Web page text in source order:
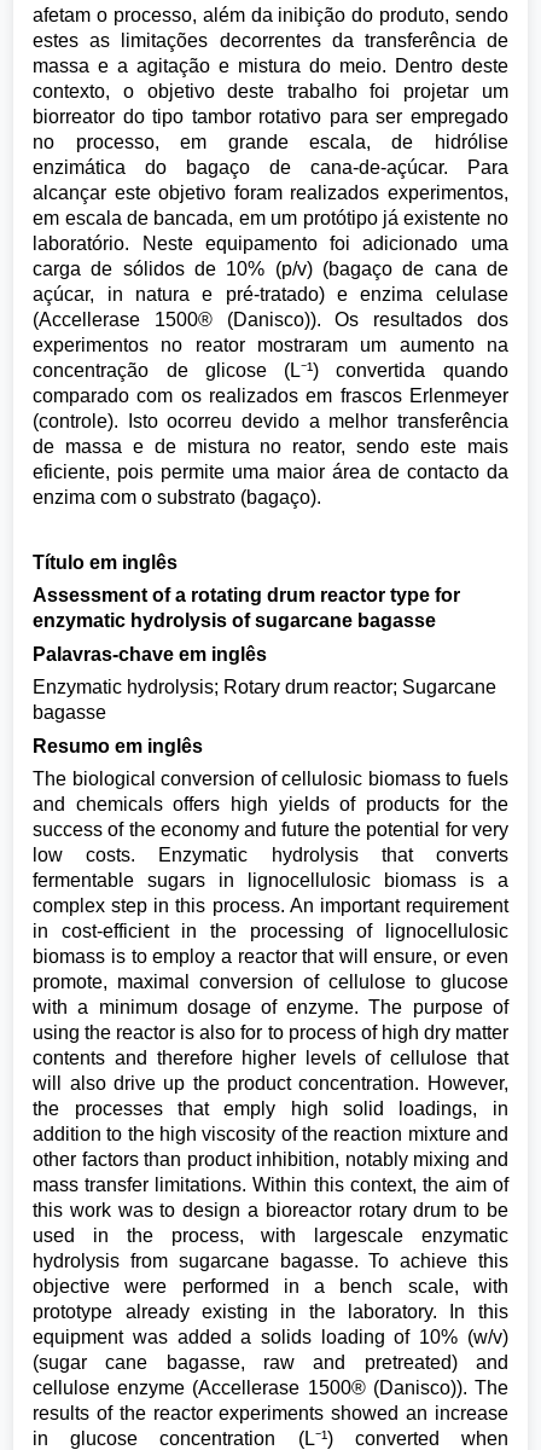
afetam o processo, além da inibição do produto, sendo
estes as limitações decorrentes da transferência de
massa e a agitação e mistura do meio. Dentro deste
contexto, o objetivo deste trabalho foi projetar um
biorreator do tipo tambor rotativo para ser empregado
no processo, em grande escala, de hidrólise
enzimática do bagaço de cana-de-açúcar. Para
alcançar este objetivo foram realizados experimentos,
em escala de bancada, em um protótipo já existente no
laboratório. Neste equipamento foi adicionado uma
carga de sólidos de 10% (p/v) (bagaço de cana de
açúcar, in natura e pré-tratado) e enzima celulase
(Accellerase 1500® (Danisco)). Os resultados dos
experimentos no reator mostraram um aumento na
concentração de glicose (L⁻¹) convertida quando
comparado com os realizados em frascos Erlenmeyer
(controle). Isto ocorreu devido a melhor transferência
de massa e de mistura no reator, sendo este mais
eficiente, pois permite uma maior área de contacto da
enzima com o substrato (bagaço).
Título em inglês
Assessment of a rotating drum reactor type for
enzymatic hydrolysis of sugarcane bagasse
Palavras-chave em inglês
Enzymatic hydrolysis; Rotary drum reactor; Sugarcane
bagasse
Resumo em inglês
The biological conversion of cellulosic biomass to fuels
and chemicals offers high yields of products for the
success of the economy and future the potential for very
low costs. Enzymatic hydrolysis that converts
fermentable sugars in lignocellulosic biomass is a
complex step in this process. An important requirement
in cost-efficient in the processing of lignocellulosic
biomass is to employ a reactor that will ensure, or even
promote, maximal conversion of cellulose to glucose
with a minimum dosage of enzyme. The purpose of
using the reactor is also for to process of high dry matter
contents and therefore higher levels of cellulose that
will also drive up the product concentration. However,
the processes that emply high solid loadings, in
addition to the high viscosity of the reaction mixture and
other factors than product inhibition, notably mixing and
mass transfer limitations. Within this context, the aim of
this work was to design a bioreactor rotary drum to be
used in the process, with largescale enzymatic
hydrolysis from sugarcane bagasse. To achieve this
objective were performed in a bench scale, with
prototype already existing in the laboratory. In this
equipment was added a solids loading of 10% (w/v)
(sugar cane bagasse, raw and pretreated) and
cellulose enzyme (Accellerase 1500® (Danisco)). The
results of the reactor experiments showed an increase
in glucose concentration (L⁻¹) converted when